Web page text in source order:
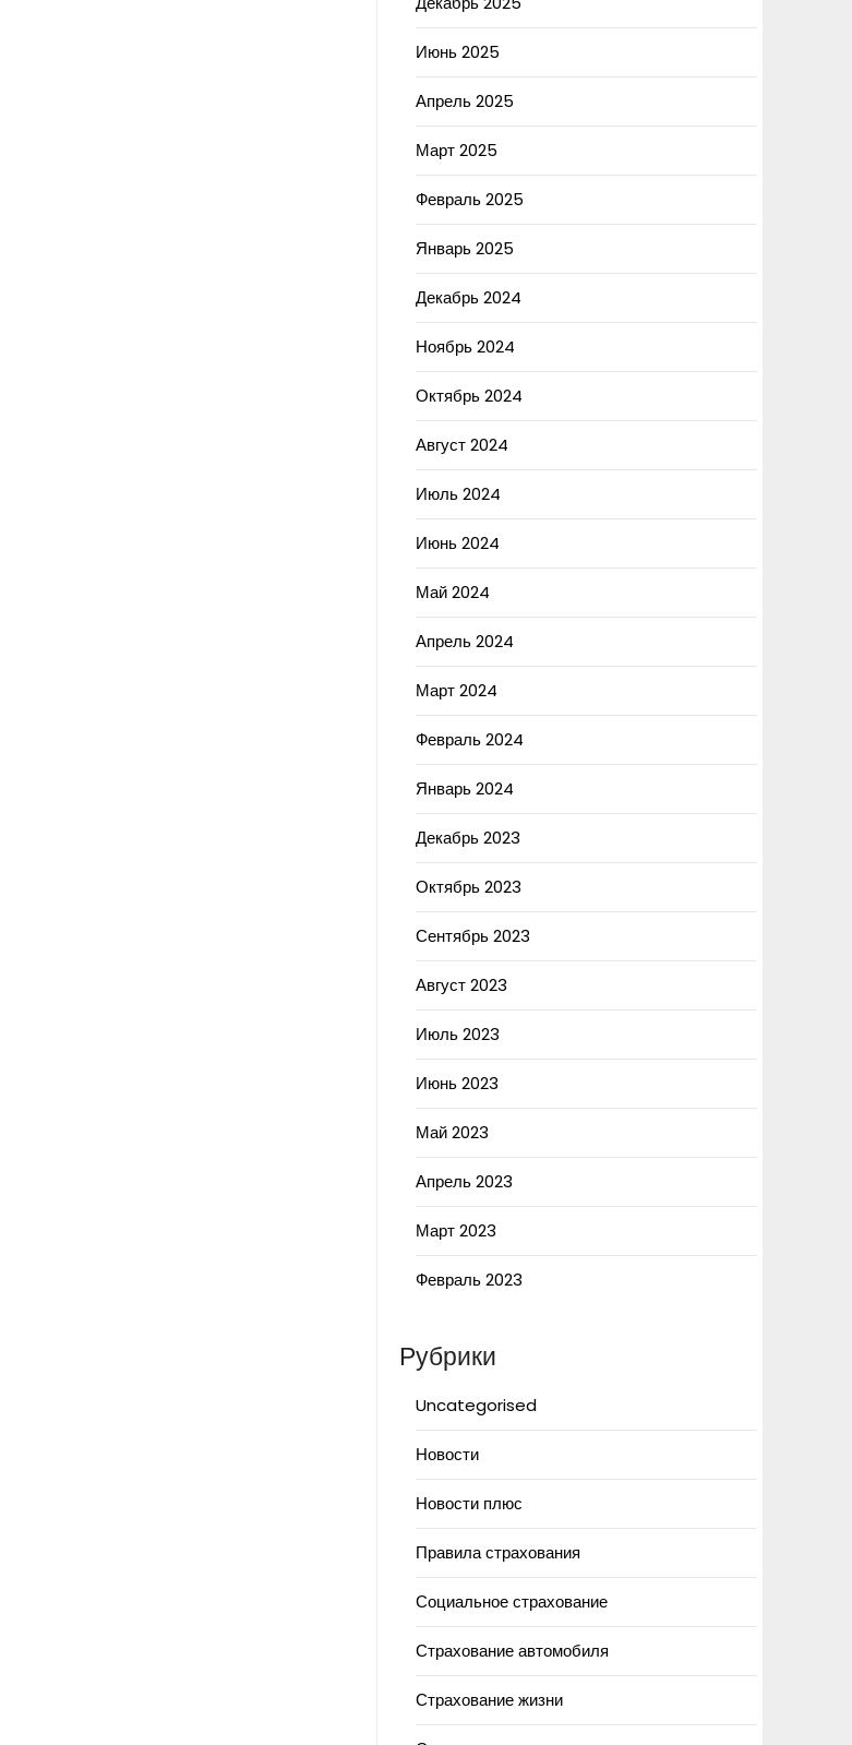
Июнь 2025
Апрель 2025
Март 2025
Февраль 2025
Январь 2025
Декабрь 2024
Ноябрь 2024
Октябрь 2024
Август 2024
Июль 2024
Июнь 2024
Май 2024
Апрель 2024
Март 2024
Февраль 2024
Январь 2024
Декабрь 2023
Октябрь 2023
Сентябрь 2023
Август 2023
Июль 2023
Июнь 2023
Май 2023
Апрель 2023
Март 2023
Февраль 2023
Рубрики
Uncategorised
Новости
Новости плюс
Правила страхования
Социальное страхование
Страхование автомобиля
Страхование жизни